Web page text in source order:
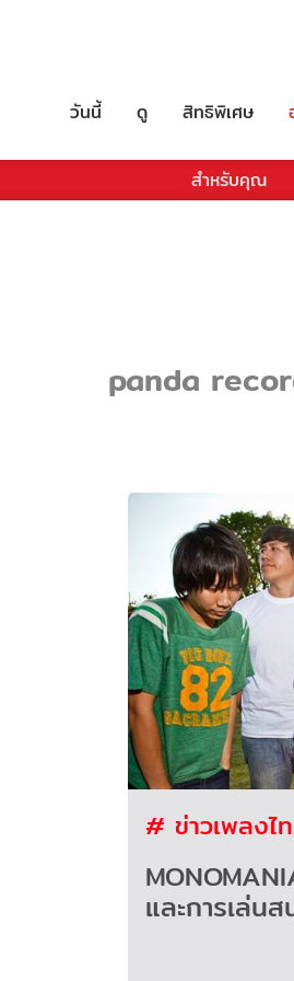
วันนี้ ดู สิทธิพิเศษ
สำหรับคุณ
panda
# ข่าวเพลงไ
และการเล่น